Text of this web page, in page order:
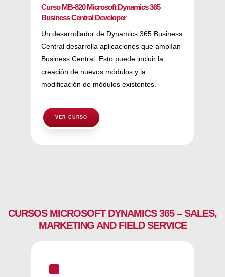
Curso MB-820 Microsoft Dynamics 365
Business Central Developer
Un desarrollador de Dynamics 365 Business
Central desarrolla aplicaciones que amplían
Business Central. Esto puede incluir la
creación de nuevos módulos y la
modificación de módulos existentes.
VER CURSO
CURSOS MICROSOFT DYNAMICS 365 – SALES,
MARKETING AND FIELD SERVICE
^